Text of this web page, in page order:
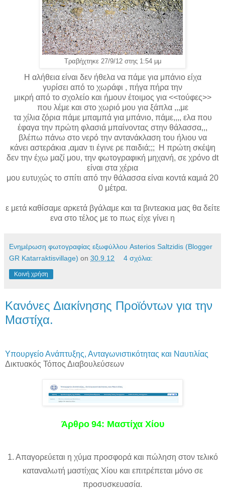
Τραβήχτηκε 27/9/12 στης 1:54 μμ
Η αλήθεια είναι δεν ήθελα να πάμε για μπάνιο είχα
γυρίσει από το χωράφι , πήγα πήρα την
μικρή από το σχολείο και ήμουν έτοιμος για <<τούφες>>
που λέμε και στο χωριό μου για ξάπλα ,,,με
τα χίλια ζόρια πάμε μπαμπά για μπάνιο, πάμε,,,, ελα που
έφαγα την πρώτη φλασιά μπαίνοντας στην θάλασσα,,,
βλέπω πάνω στο νερό την αντανάκλαση του ήλιου να
κάνει αστεράκια ,αμαν τι έγινε ρε παιδιά;;; Η πρώτη σκέψη
δεν την έχω μαζί μου, την φωτογραφική μηχανή, σε χρόνο dt
είναι στα χέρια
μου ευτυχώς το σπίτι από την θάλασσα είναι κοντά καμιά 20
0 μέτρα.
ε μετά καθίσαμε αρκετά βγάλαμε και τα βιντεακια μας θα δείτε
ενα στο τέλος με το πως είχε γίνει η
Ενημέρωση φωτογραφίας εξωφύλλου Asterios Saltzidis (Blogger
GR Katarraktisvillage) on 30.9.12 4 σχόλια:
Κοινή χρήση
Κανόνες Διακίνησης Προϊόντων για την
Μαστίχα.
Υπουργείο Ανάπτυξης, Ανταγωνιστικότητας και Ναυτιλίας
Δικτυακός Τόπος Διαβουλεύσεων
Άρθρο 94: Μαστίχα Χίου
1. Απαγορεύεται η χύμα προσφορά και πώληση στον τελικό
καταναλωτή μαστίχας Χίου και επιτρέπεται μόνο σε
προσυσκευασία.